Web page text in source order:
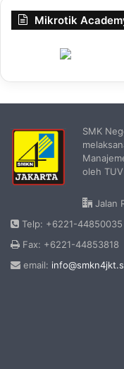
Mikrotik
SMK
oleh TUV
Jalan
Telp: +6221-44850035
Fax: +6221-44853818
email: